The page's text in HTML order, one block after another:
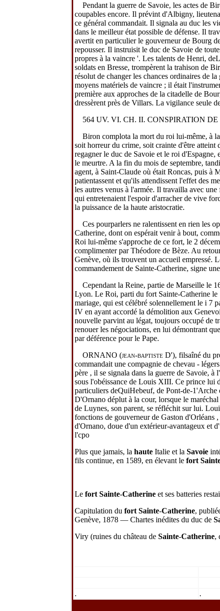
Pendant la guerre de Savoie, les actes de
coupables encore. Il prévint d'Albigny,
ce général commandait. Il signala au duc les
dans le meilleur état possible de défense. Il
avertit en particulier le gouverneur de Bourg
repousser. Il instruisit le duc de Savoie de
propres à la vaincre '. Les talents de Henri,
soldats en Bresse, trompèrent la trahison de
résolut de changer les chances ordinaires de
moyens matériels de vaincre ; il était
première aux approches de la citadelle de
dressèrent près de Villars. La vigilance seule
564 UV. VI. CH. II. CONSPIRATION DE
Biron complota la mort du roi lui-même, à
soit horreur du crime, soit crainte d'être
regagner le duc de Savoie et le roi d'Espagne,
le meurtre. A la fin du mois de septembre,
agent, à Saint-Claude où était Roncas, puis à
patientassent et qu'ils attendissent l'effet des
les autres venus à l'armée. Il travailla avec
qui entretenaient l'espoir d'arracher de vive
la puissance de la haute aristocratie.
Ces pourparlers ne ralentissent en rien les
Catherine, dont on espérait venir à bout,
Roi lui-même s'approche de ce fort, le 2
complimenter par Théodore de Bèze. Au
Genève, où ils trouvent un accueil empressé.
commandement de Sainte-Catherine, signe
Cependant la Reine, partie de Marseille le
Lyon. Le Roi, parti du fort Sainte-Catherine le
mariage, qui est célébré solennellement le i 7
IV en ayant accordé la démolition aux
nouvelle parvint au légat, toujours occupé
renouer les négociations, en lui démontrant
par déférence pour le Pape.
ORNANO (jean-baptiste D'), filsaîné du
commandait une compagnie de chevau -
père , il se signala dans la guerre de Savoie, à
sous l'obéissance de Louis XIII. Ce prince lui
particuliers deQuiHebeuf, de Pont-de-1'Arche
D'Ornano déplut à la cour, lorsque le
de Luynes, son parent, se réfléchit sur lui.
fonctions de gouverneur de Gaston d'Orléans
d'Ornano, doue d'un extérieur-avantageux et
l'cpo
Plus que jamais, la haute Italie et la Savoie
fils continue, en 1589, en élevant le fort
Le fort Sainte-Catherine et ses batteries
Capitulation du fort Sainte-Catherine,
Genève, 1878 — Chartes inédites du duc de
Viry (ruines du château de Sainte-Catherine,
. .